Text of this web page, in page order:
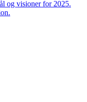
og visioner for 2025.